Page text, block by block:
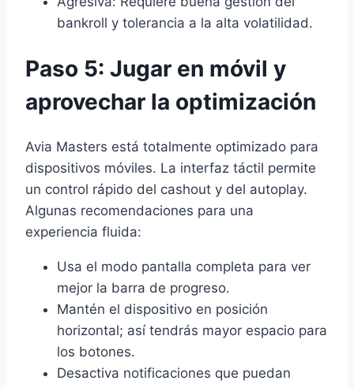
bankroll y tolerancia a la alta volatilidad.
Paso 5: Jugar en móvil y
aprovechar la optimización
Avia Masters está totalmente optimizado para
dispositivos móviles. La interfaz táctil permite
un control rápido del cashout y del autoplay.
Algunas recomendaciones para una
experiencia fluida:
Usa el modo pantalla completa para ver
mejor la barra de progreso.
Mantén el dispositivo en posición
horizontal; así tendrás mayor espacio para
los botones.
Desactiva notificaciones que puedan